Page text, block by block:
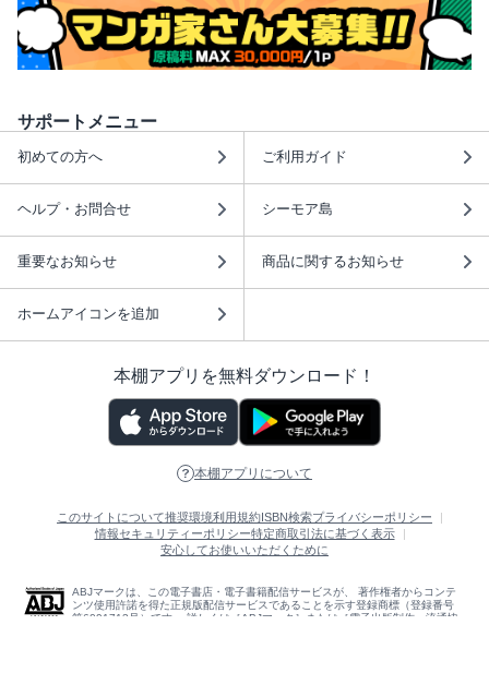
サポートメニュー
初めての方へ ご利用ガイド
ヘルプ・お問合せ シーモア島
重要なお知らせ 商品に関するお知らせ
ホームアイコンを追加
本棚アプリを無料ダウンロード！
本棚アプリについて
このサイトについて推奨環境利用規約 ISBN検索プライバシーポリシー
情報セキュリティーポリシー特定商取引法に基づく表示
安心してお使いいただくために
ABJマークは、この電子書店・電子書籍配信サービスが、 著作権者からコンテ
ンツ使用許諾を得た正規版配信サービスであることを示す登録商標（登録番号
第6091713号）です。 詳しくは［ABJマーク］または［電子出版制作・流通協